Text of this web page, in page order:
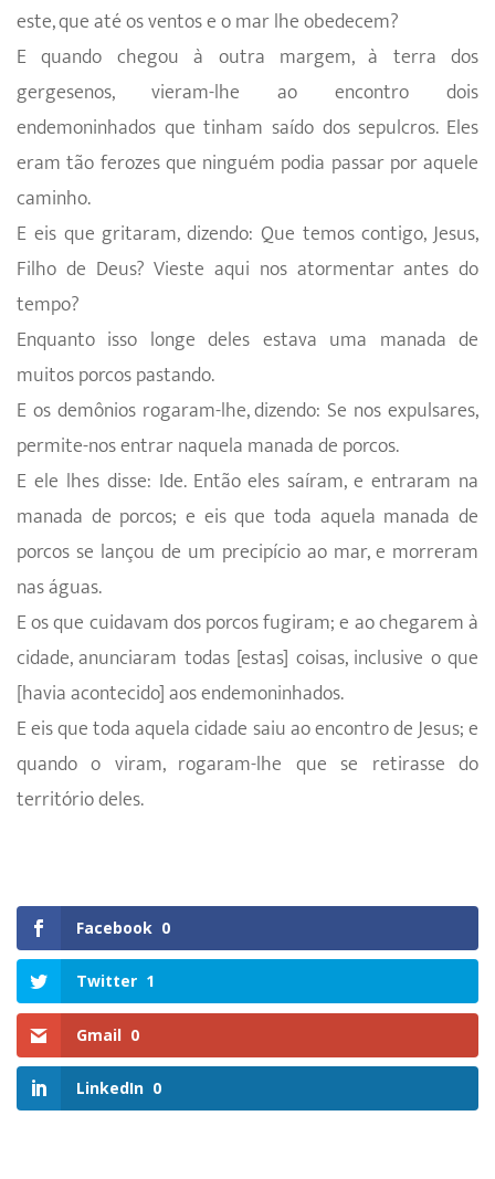
este, que até os ventos e o mar lhe obedecem?
E quando chegou à outra margem, à terra dos
gergesenos, vieram-lhe ao encontro dois
endemoninhados que tinham saído dos sepulcros. Eles
eram tão ferozes que ninguém podia passar por aquele
caminho.
E eis que gritaram, dizendo: Que temos contigo, Jesus,
Filho de Deus? Vieste aqui nos atormentar antes do
tempo?
Enquanto isso longe deles estava uma manada de
muitos porcos pastando.
E os demônios rogaram-lhe, dizendo: Se nos expulsares,
permite-nos entrar naquela manada de porcos.
E ele lhes disse: Ide. Então eles saíram, e entraram na
manada de porcos; e eis que toda aquela manada de
porcos se lançou de um precipício ao mar, e morreram
nas águas.
E os que cuidavam dos porcos fugiram; e ao chegarem à
cidade, anunciaram todas [estas] coisas, inclusive o que
[havia acontecido] aos endemoninhados.
E eis que toda aquela cidade saiu ao encontro de Jesus; e
quando o viram, rogaram-lhe que se retirasse do
território deles.
Facebook 0
Twitter 1
Gmail 0
LinkedIn 0